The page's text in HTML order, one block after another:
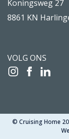
Koningsweg 27
8861 KN
VOLG ONS
© Cruising Home